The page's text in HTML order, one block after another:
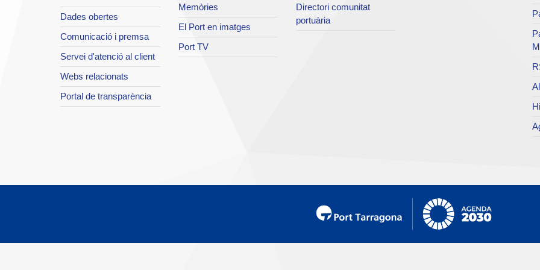
Dades obertes
Comunicació i premsa
Servei d'atenció al client
Webs relacionats
Portal de transparència
Memòries
El Port en imatges
Port TV
Directori comunitat
portuària